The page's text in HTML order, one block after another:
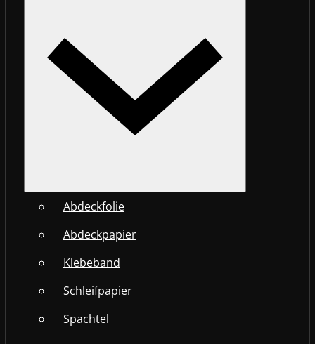
Abdeckfolie
Abdeckpapier
Klebeband
Schleifpapier
Spachtel